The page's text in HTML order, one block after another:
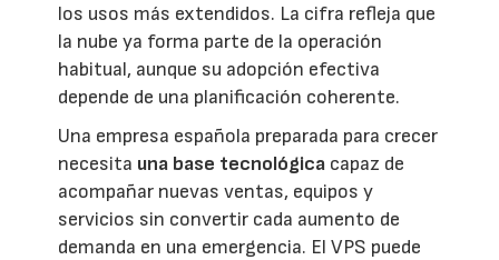
los usos más extendidos. La cifra refleja que
la nube ya forma parte de la operación
habitual, aunque su adopción efectiva
depende de una planificación coherente.
Una empresa española preparada para crecer
necesita una base tecnológica capaz de
acompañar nuevas ventas, equipos y
servicios sin convertir cada aumento de
demanda en una emergencia. El VPS puede